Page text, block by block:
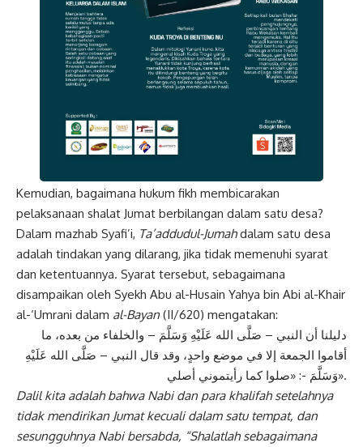
Kemudian, bagaimana hukum fikh membicarakan
pelaksanaan shalat Jumat berbilangan dalam satu desa?
Dalam mazhab Syafi’i, Ta’addudul-Jumahdalam satu desa
adalah tindakan yang dilarang, jika tidak memenuhi syarat
dan ketentuannya. Syarat tersebut, sebagaimana
disampaikan oleh Syekh Abu al-Husain Yahya bin Abi al-Khair
al-‘Umrani dalam al-Bayan (II/620) mengatakan:
دليلنا أن النبي – صَلَّى الله عَلَيْهِ وَسَلَّمَ – والخلفاء من بعده، ما
أقاموا الجمعة إلا في موضع واحدٍ، وقد قال النبي – صَلَّى الله عَلَيْهِ
وَسَلَّمَ -: «صلوا كما رأيتموني أصلي».
Dalil kita adalah bahwa Nabi dan para khalifah setelahnya
tidak mendirikan Jumat kecuali dalam satu tempat, dan
sesungguhnya Nabi bersabda, “Shalatlah sebagaimana